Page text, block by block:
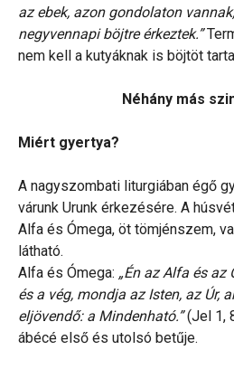
az ebek, azon gondolaton
negyvennapi böjtre érkeztek.”
nem kell a kutyáknak is böjtöt
Néhány más
Miért gyertya?
A nagyszombati liturgiában égő
várunk Urunk érkezésére. A
Alfa és Ómega, öt tömjénszem,
látható.
Alfa és Ómega: „Én az Alfa és az
és a vég, mondja az Isten, az Úr,
eljövendő: a Mindenható.”(Jel 1,
ábécé első és utolsó betűje.